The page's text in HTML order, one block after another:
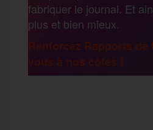
k
e
fabriquer le journal. Et
plus et bien mieux.
Renforcez Rapports
vous à nos côtés !